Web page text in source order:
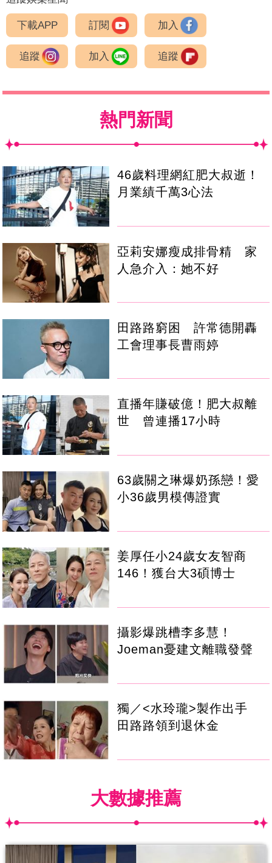
下載APP 訂閱 加入
追蹤 加入 追蹤
熱門新聞
46歲料理網紅肥大叔逝！
月業績千萬3心法
亞莉安娜瘦成排骨精 家
人急介入：她不好
田路路窮困 許常德開轟
工會理事長曹雨婷
直播年賺破億！肥大叔離
世 曾連播17小時
63歲關之琳爆奶孫戀！愛
小36歲男模傳證實
姜厚任小24歲女友智商
146！獲台大3碩博士
攝影爆跳槽李多慧！
Joeman憂建文離職發聲
獨／<水玲瓏>製作出手
田路路領到退休金
大數據推薦